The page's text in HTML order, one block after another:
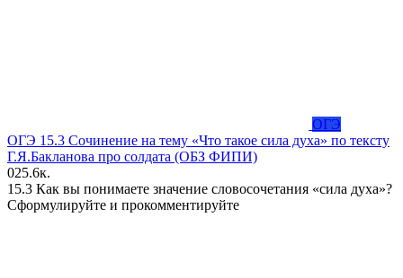
ОГЭ
ОГЭ 15.3 Сочинение на тему «Что такое сила духа» по тексту
Г.Я.Бакланова про солдата (ОБЗ ФИПИ)
025.6к.
15.3 Как вы понимаете значение словосочетания «сила духа»?
Сформулируйте и прокомментируйте